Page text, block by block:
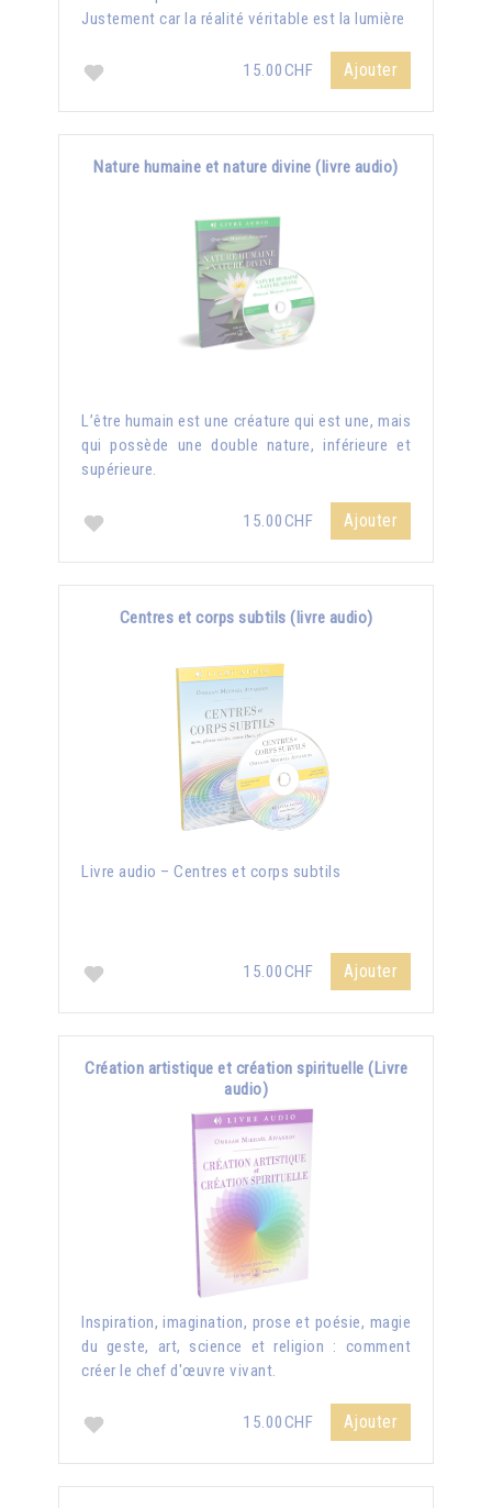
Justement car la réalité véritable est la lumière
15.00CHF Ajouter
Nature humaine et nature divine (livre audio)
L’être humain est une créature qui est une, mais
qui possède une double nature, inférieure et
supérieure.
15.00CHF Ajouter
Centres et corps subtils (livre audio)
Livre audio – Centres et corps subtils
15.00CHF Ajouter
Création artistique et création spirituelle (Livre
audio)
Inspiration, imagination, prose et poésie, magie
du geste, art, science et religion : comment
créer le chef d'œuvre vivant.
15.00CHF Ajouter